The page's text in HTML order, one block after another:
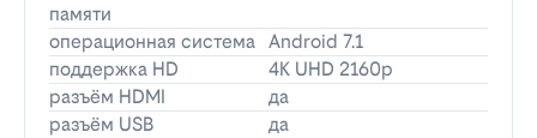
памяти
операционная система Android 7.1
поддержка HD
4K UHD 2160p
разъём HDMI
да
разъём USB
да